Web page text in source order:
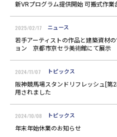
新VRプログラム提供開始 可搬式作
2025/02/17 ニュース
若手アーティストの作品と建築資材
ョン 京都市京セラ美術館にて展示
2024/11/07 トピックス
阪神競馬場スタンドリフレッシュ[第
用されました
2024/10/08 トピックス
年末年始休業のお知らせ